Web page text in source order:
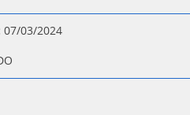
07/03/2024